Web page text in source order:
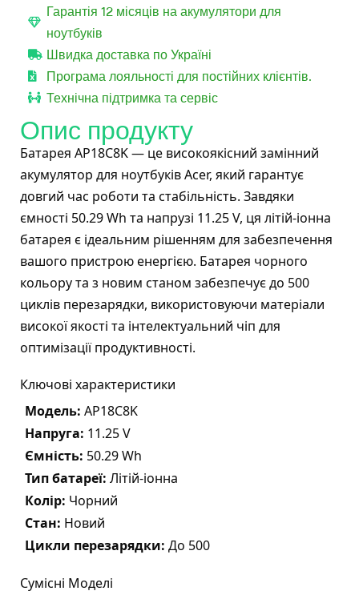
Гарантія 12 місяців на акумулятори для
ноутбуків
Швидка доставка по Україні
Програма лояльності для постійних клієнтів.
Технічна підтримка та сервіс
Опис продукту
Батарея AP18C8K — це високоякісний замінний
акумулятор для ноутбуків Acer, який гарантує
довгий час роботи та стабільність. Завдяки
ємності 50.29 Wh та напрузі 11.25 V, ця літій-іонна
батарея є ідеальним рішенням для забезпечення
вашого пристрою енергією. Батарея чорного
кольору та з новим станом забезпечує до 500
циклів перезарядки, використовуючи матеріали
високої якості та інтелектуальний чіп для
оптимізації продуктивності.
Ключові характеристики
Модель: AP18C8K
Напруга: 11.25 V
Ємність: 50.29 Wh
Тип батареї: Літій-іонна
Колір: Чорний
Стан: Новий
Цикли перезарядки: До 500
Сумісні Моделі